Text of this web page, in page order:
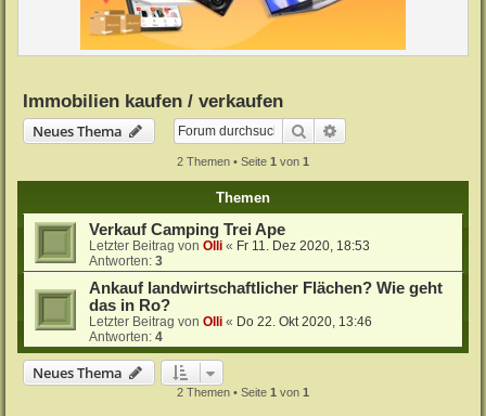
Immobilien kaufen / verkaufen
Neues Thema
Suche
2 Themen • Seite 1 von 1
Themen
Verkauf Camping Trei Ape
Letzter Beitrag von Olli « Fr 11. Dez 2020, 18:53
Antworten: 3
Ankauf landwirtschaftlicher Flächen? Wie geht
das in Ro?
Letzter Beitrag von Olli « Do 22. Okt 2020, 13:46
Antworten: 4
Neues Thema
2 Themen • Seite 1 von 1